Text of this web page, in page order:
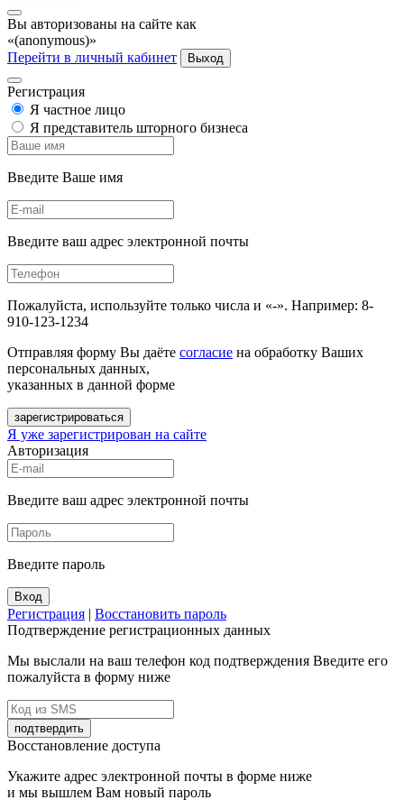
Вы авторизованы на сайте как
«(anonymous)»
Перейти в личный кабинет
Выход
Регистрация
Я частное лицо
Я представитель шторного бизнеса
Введите Ваше имя
Введите ваш адрес электронной почты
Пожалуйста, используйте только числа и «-». Например: 8-
910-123-1234
Отправляя форму Вы даёте согласие на обработку Ваших
персональных данных,
указанных в данной форме
зарегистрироваться
Я уже зарегистрирован на сайте
Авторизация
Введите ваш адрес электронной почты
Введите пароль
Вход
Регистрация | Восстановить пароль
Подтверждение регистрационных данных
Мы выслали на ваш телефон код подтверждения Введите его
пожалуйста в форму ниже
подтвердить
Восстановление доступа
Укажите адрес электронной почты в форме ниже
и мы вышлем Вам новый пароль